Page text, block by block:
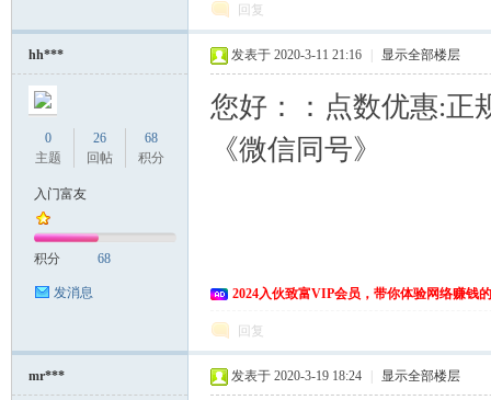
回复
hh***
0
主题
26
回帖
68
积分
入门富友
积分 68
发消息
发表于 2020-3-11 21:16 显示全部楼层
您好：：点数优惠:正
《微信同号》
2024入伙致富VIP会员，带你体验网络赚钱
回复
mr*** 发表于 2020-3-19 18:24 显示全部楼层